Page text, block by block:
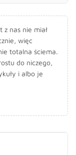
z nas nie miał
więc
totalna ściema.
do niczego,
i albo je